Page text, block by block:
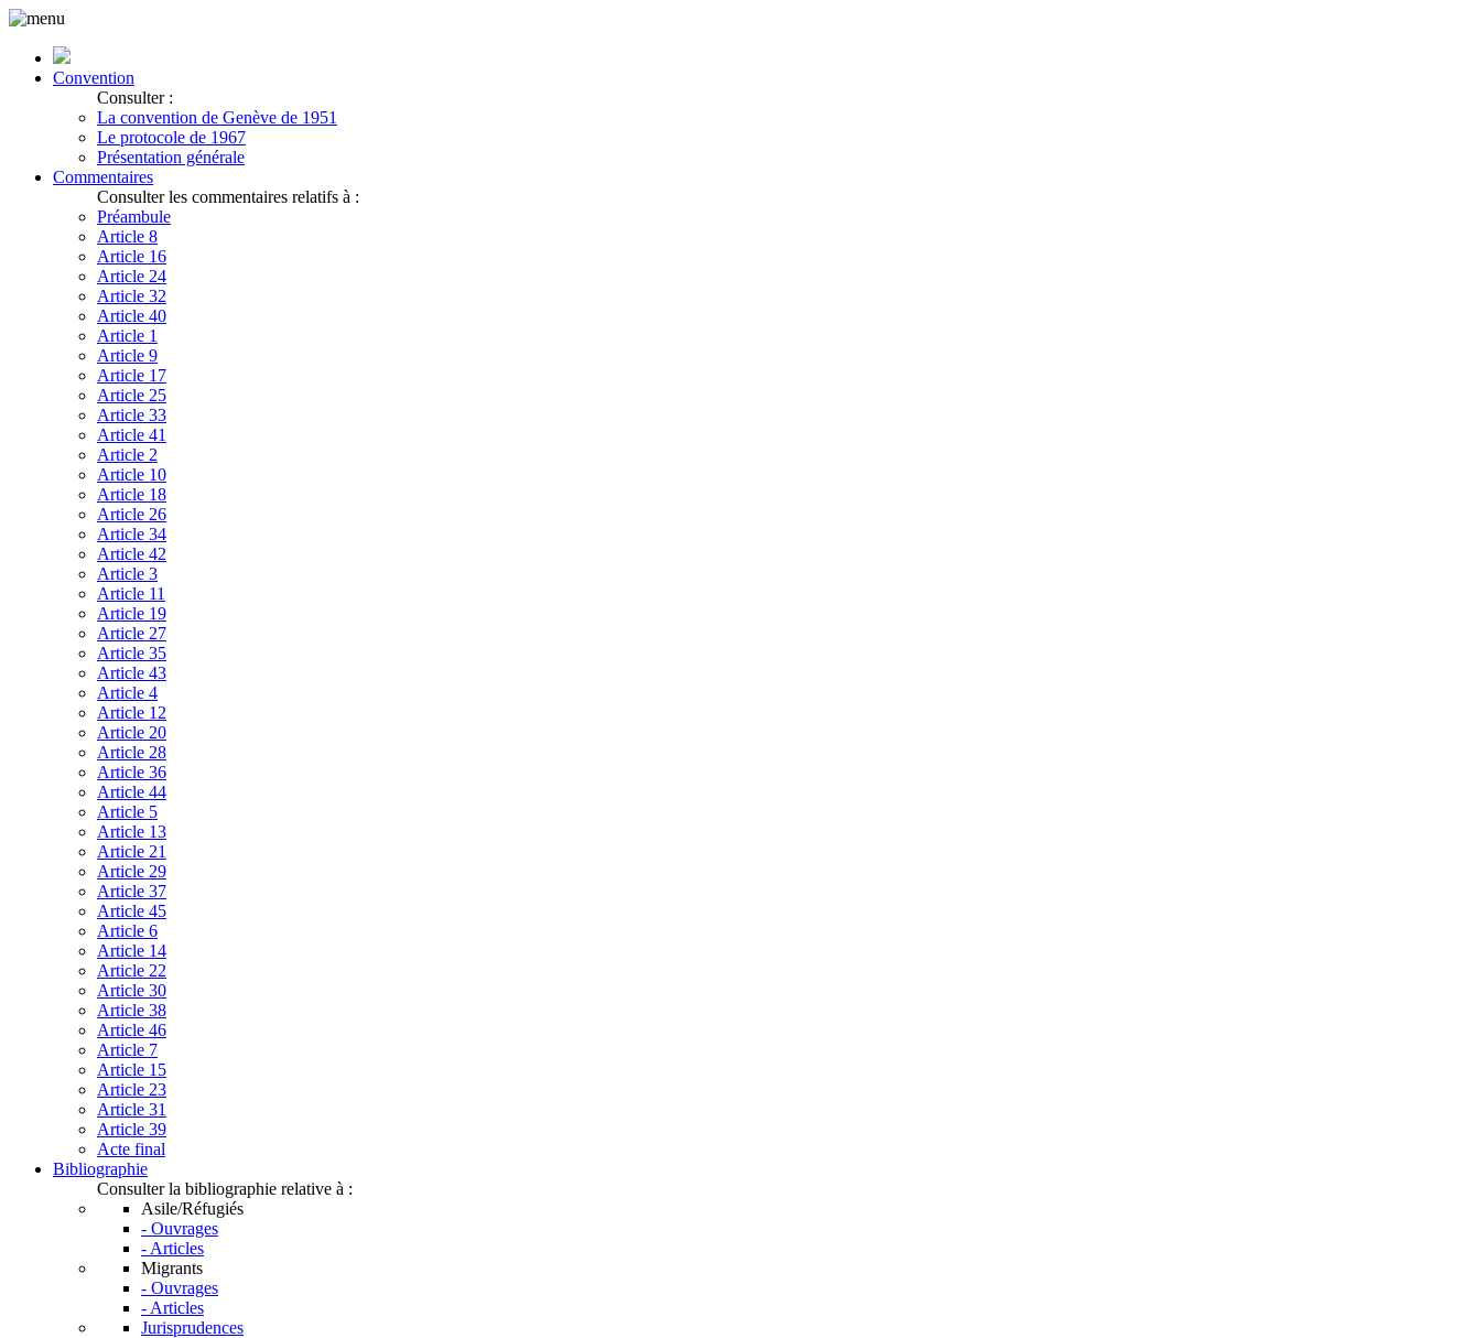
Convention
Consulter :
La convention de Genève de 1951
Le protocole de 1967
Présentation générale
Commentaires
Consulter les commentaires relatifs à :
Préambule
Article 8
Article 16
Article 24
Article 32
Article 40
Article 1
Article 9
Article 17
Article 25
Article 33
Article 41
Article 2
Article 10
Article 18
Article 26
Article 34
Article 42
Article 3
Article 11
Article 19
Article 27
Article 35
Article 43
Article 4
Article 12
Article 20
Article 28
Article 36
Article 44
Article 5
Article 13
Article 21
Article 29
Article 37
Article 45
Article 6
Article 14
Article 22
Article 30
Article 38
Article 46
Article 7
Article 15
Article 23
Article 31
Article 39
Acte final
Bibliographie
Consulter la bibliographie relative à :
Asile/Réfugiés
- Ouvrages
- Articles
Migrants
- Ouvrages
- Articles
Jurisprudences